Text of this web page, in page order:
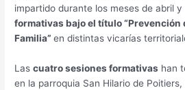
impartido durante los meses de abril
formativas bajo el título “Prevención
Familia”en distintas vicarías
Lascuatro sesiones formativas han
en la parroquia San Hilario de